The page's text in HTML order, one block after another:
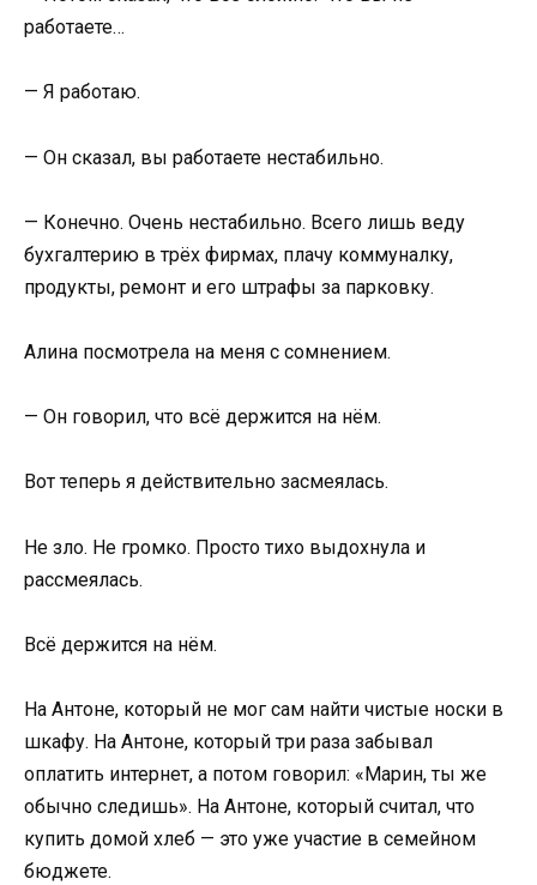
работаете…
— Я работаю.
— Он сказал, вы работаете нестабильно.
— Конечно. Очень нестабильно. Всего лишь веду
бухгалтерию в трёх фирмах, плачу коммуналку,
продукты, ремонт и его штрафы за парковку.
Алина посмотрела на меня с сомнением.
— Он говорил, что всё держится на нём.
Вот теперь я действительно засмеялась.
Не зло. Не громко. Просто тихо выдохнула и
рассмеялась.
Всё держится на нём.
На Антоне, который не мог сам найти чистые носки в
шкафу. На Антоне, который три раза забывал
оплатить интернет, а потом говорил: «Марин, ты же
обычно следишь». На Антоне, который считал, что
купить домой хлеб — это уже участие в семейном
бюджете.